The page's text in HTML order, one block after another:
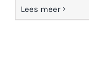
Lees meer